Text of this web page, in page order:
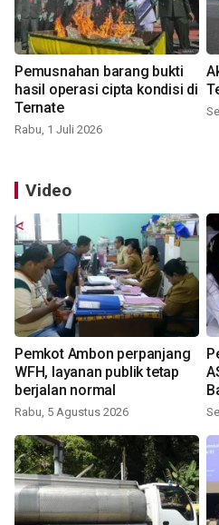
Pemusnahan barang bukti
hasil operasi cipta kondisi di
Ternate
Rabu, 1 Juli 2026
Video
Pemkot Ambon perpanjang
WFH, layanan publik tetap
berjalan normal
Rabu, 5 Agustus 2026